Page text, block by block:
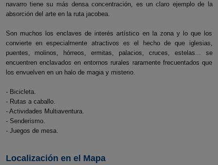
navarro tiene su más densa concentración, es un claro ejemplo de la
absorción del arte en la ruta jacobea.
Son muchos los enclaves de interés artístico en la zona y lo que los
convierte en especialmente atractivos es el hecho de que iglesias,
puentes, molinos, hórreos, ermitas, palacios, cruces, estelas... se
encuentren enclavados en entornos rurales raramente frecuentados que
los envuelven en un halo de magia y misterio.
- Bicicleta.
- Rutas a caballo.
- Actividades Multiaventura.
- Senderismo.
- Juegos de mesa.
Localización en el Mapa